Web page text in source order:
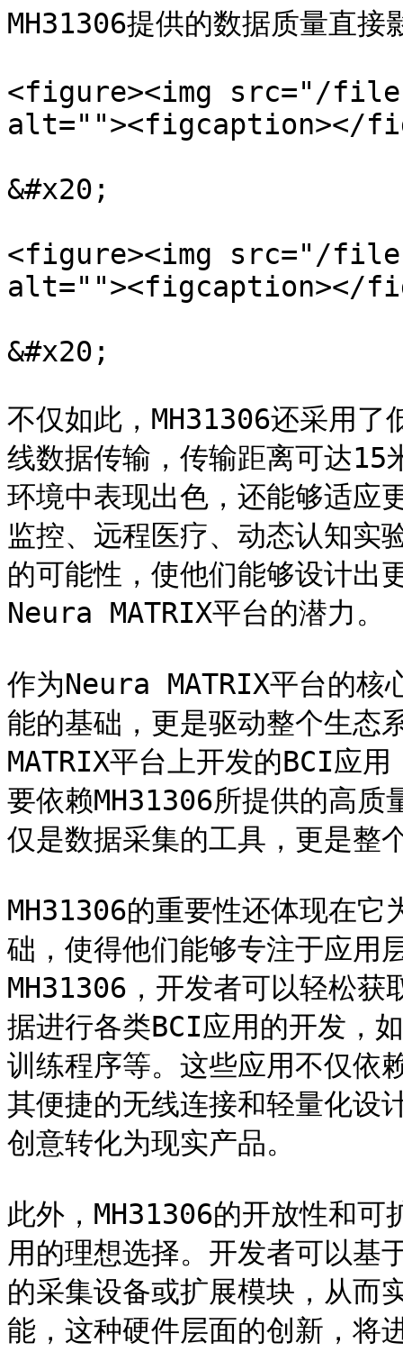
MH31306提供的数据质量直
<figure><img src="/files/
alt=""><figcaption></
&#x20;
<figure><img src="/files/
alt=""><figcaption></
&#x20;
不仅如此，MH31306还采用
线数据传输，传输距离可达15
环境中表现出色，还能够适应
监控、远程医疗、动态认知实
的可能性，使他们能够设计出
Neura MATRIX平台的潜力。
作为Neura MATRIX平台的核
能的基础，更是驱动整个生态
MATRIX平台上开发的BCI应
要依赖MH31306所提供的高
仅是数据采集的工具，更是整
MH31306的重要性还体现在
础，使得他们能够专注于应用
MH31306，开发者可以轻松
据进行各类BCI应用的开发，
训练程序等。这些应用不仅依
其便捷的无线连接和轻量化设
创意转化为现实产品。
此外，MH31306的开放性和
用的理想选择。开发者可以基
的采集设备或扩展模块，从而
能，这种硬件层面的创新，将